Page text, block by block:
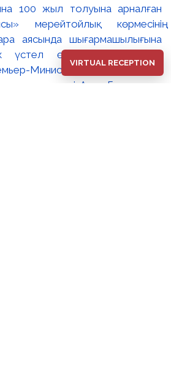
100 жыл толуына арналған
мерейтойлық көрмесінің
аясында шығармашылығына
үстел өтті. 🔹Қазақстан
Министрінің орынбасары –
министрі Аида Ғалымқызы
VIRTUAL RECEPTION